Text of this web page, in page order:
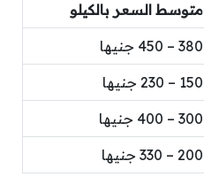
متوسط السعر بالكيلو
380 – 450 جنيها
150 – 230 جنيها
300 – 400 جنيها
200 – 330 جنيها